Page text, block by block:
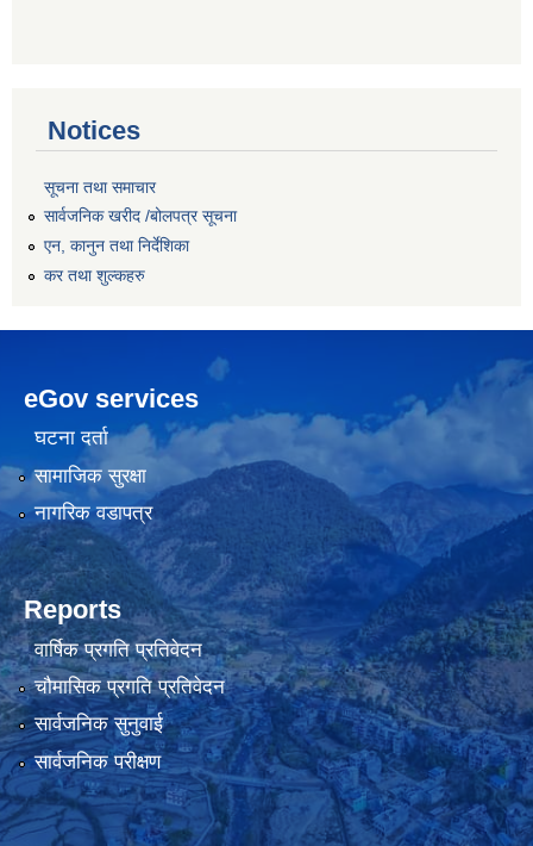
Notices
सूचना तथा समाचार
सार्वजनिक खरीद /बोलपत्र सूचना
एन, कानुन तथा निर्देशिका
कर तथा शुल्कहरु
eGov services
घटना दर्ता
सामाजिक सुरक्षा
नागरिक वडापत्र
Reports
वार्षिक प्रगति प्रतिवेदन
चौमासिक प्रगति प्रतिवेदन
सार्वजनिक सुनुवाई
सार्वजनिक परीक्षण